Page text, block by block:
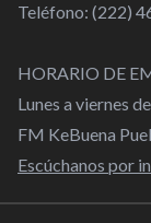
Teléfono: (222)
HORARIO DE
Lunes a viernes
FM KeBuena
Escúchanos por